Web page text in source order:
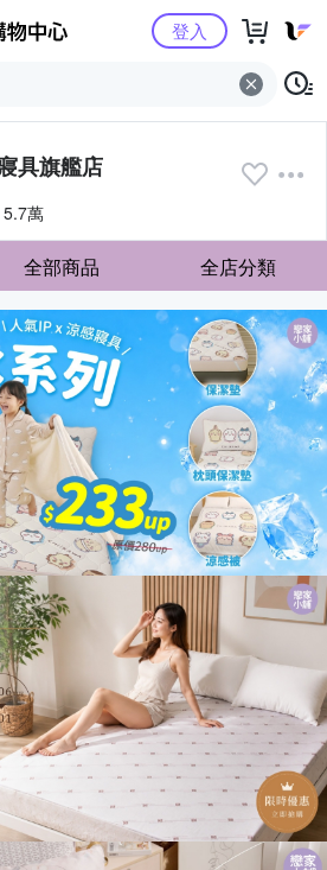
Yahoo購物中心
登入
具旗艦店
5.7萬
全部商品 全店分類